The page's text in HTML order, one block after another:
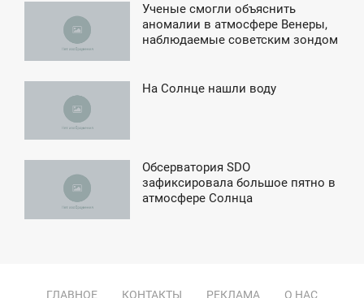
Ученые смогли объяснить
аномалии в атмосфере Венеры,
наблюдаемые советским зондом
На Солнце нашли воду
Обсерватория SDO
зафиксировала большое пятно в
атмосфере Солнца
ГЛАВНОЕ КОНТАКТЫ РЕКЛАМА О НАС